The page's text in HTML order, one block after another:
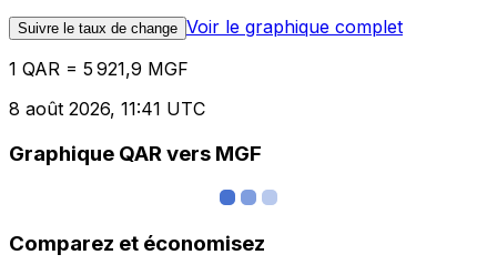
Suivre le taux de change Voir le graphique complet
1 QAR = 5 921,9 MGF
8 août 2026, 11:41 UTC
Graphique QAR vers MGF
Comparez et économisez